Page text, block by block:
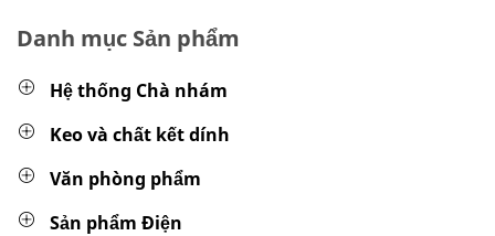
Danh mục Sản phẩm
Hệ thống Chà nhám
Keo và chất kết dính
Văn phòng phẩm
Sản phẩm Điện